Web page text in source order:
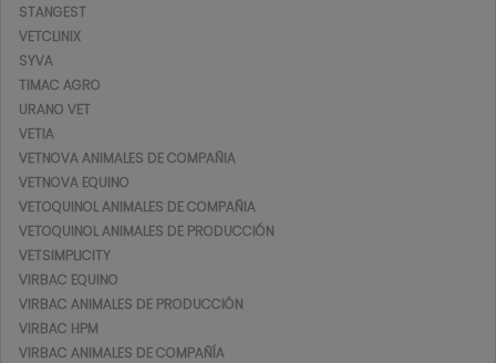
STANGEST
VETCLINIX
SYVA
TIMAC AGRO
URANO VET
VETIA
VETNOVA ANIMALES DE COMPAÑIA
VETNOVA EQUINO
VETOQUINOL ANIMALES DE COMPAÑIA
VETOQUINOL ANIMALES DE PRODUCCIÓN
VETSIMPLICITY
VIRBAC EQUINO
VIRBAC ANIMALES DE PRODUCCIÓN
VIRBAC HPM
VIRBAC ANIMALES DE COMPAÑÍA